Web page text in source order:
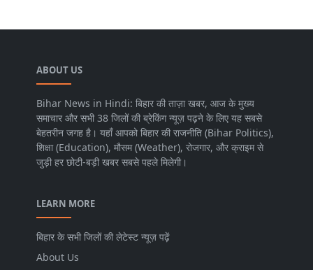
ABOUT US
Bihar News in Hindi: बिहार की ताज़ा खबर, आज के मुख्य
समाचार और सभी 38 जिलों की ब्रेकिंग न्यूज़ पढ़ने के लिए यह सबसे
बेहतरीन जगह है। यहाँ आपको बिहार की राजनीति (Bihar Politics),
शिक्षा (Education), मौसम (Weather), रोजगार, और क्राइम से
जुड़ी हर छोटी-बड़ी खबर सबसे पहले मिलेगी।
LEARN MORE
बिहार के सभी जिलों की लेटेस्ट न्यूज़ पढ़ें
About Us